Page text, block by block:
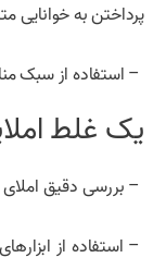
پرداختن به خوانایی
– استفاده از سبک
یک غلط
– بررسی دقیق
– استفاده از